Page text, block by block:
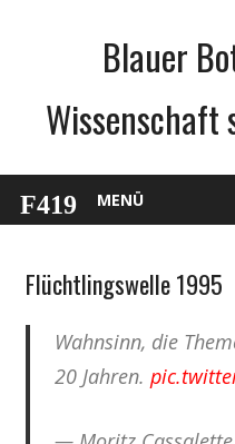
Blauer
Wissenschaft
MENÜ
Gesellschaft
Politik
Webfundstück
Flüchtlingswelle 1995
Wahnsinn, die
20 Jahren.